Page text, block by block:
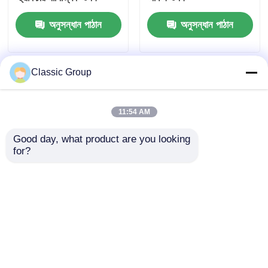
অনুসন্ধান পাঠান অনুসন্ধান পাঠান
Classic Group
11:54 AM
Good day, what product are you looking
for?